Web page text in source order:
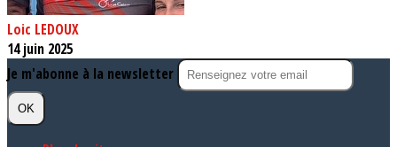
Loic LEDOUX
14 juin 2025
Je m'abonne à la newsletter
OK